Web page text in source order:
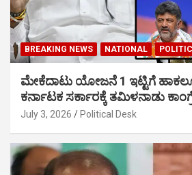
BREAKING NEWS NATIONAL
ಮೇಕೆದಾಟು ಯೋಜನೆ 1 ಇಟ್ಟಿಗೆ
ಕರ್ನಾಟಕ ಸರ್ಕಾರಕ್ಕೆ ತಮಿಳನಾಡು
July 3, 2026 Political Desk